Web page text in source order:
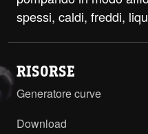
spessi, caldi, freddi,
RISORSE
Generatore curve
Download